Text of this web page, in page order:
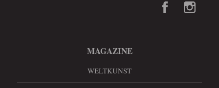
MAGAZINE
WELTKUNST